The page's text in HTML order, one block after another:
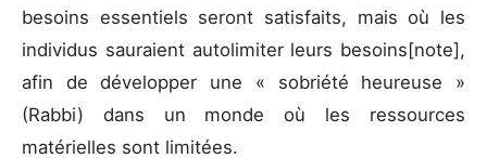
besoins essentiels seront satisfaits, mais où les
individus sauraient autolimiter leurs besoins[note],
afin de développer une « sobriété heureuse »
(Rabbi) dans un monde où les ressources
matérielles sont limitées.